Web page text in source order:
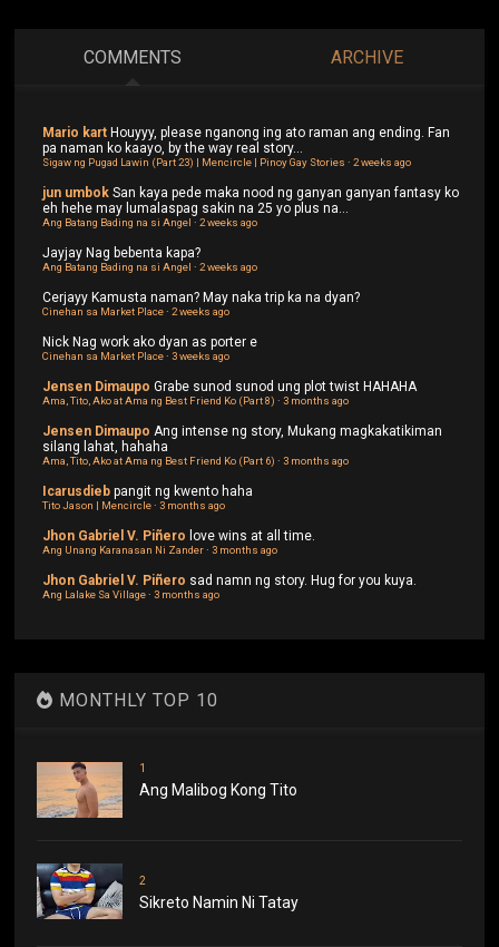
COMMENTS ARCHIVE
Mario kart Houyyy, please nganong ing ato raman ang ending. Fan
pa naman ko kaayo, by the way real story...
Sigaw ng Pugad Lawin (Part 23) | Mencircle | Pinoy Gay Stories ·2 weeks ago
jun umbok San kaya pede maka nood ng ganyan ganyan fantasy ko
eh hehe may lumalaspag sakin na 25 yo plus na...
Ang Batang Bading na si Angel ·2 weeks ago
Jayjay Nag bebenta kapa?
Ang Batang Bading na si Angel ·2 weeks ago
Cerjayy Kamusta naman? May naka trip ka na dyan?
Cinehan sa Market Place·2 weeks ago
Nick Nag work ako dyan as porter e
Cinehan sa Market Place·3 weeks ago
Jensen Dimaupo Grabe sunod sunod ung plot twist HAHAHA
Ama, Tito, Ako at Ama ng Best Friend Ko (Part 8) ·3 months ago
Jensen Dimaupo Ang intense ng story, Mukang magkakatikiman
silang lahat, hahaha
Ama, Tito, Ako at Ama ng Best Friend Ko (Part 6) ·3 months ago
Icarusdieb pangit ng kwento haha
Tito Jason | Mencircle·3 months ago
Jhon Gabriel V. Piñero love wins at all time.
Ang Unang Karanasan Ni Zander·3 months ago
Jhon Gabriel V. Piñero sad namn ng story. Hug for you kuya.
Ang Lalake Sa Village·3 months ago
MONTHLY TOP 10
1
Ang Malibog Kong Tito
2
Sikreto Namin Ni Tatay